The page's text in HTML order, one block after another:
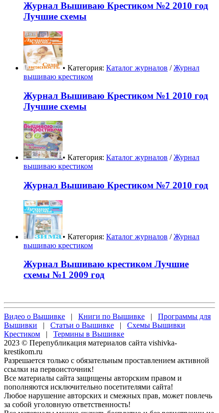
Журнал Вышиваю Крестиком №2 2010 год
Лучшие схемы
• Категория: Каталог журналов /Журнал
вышиваю крестиком
Журнал Вышиваю Крестиком №1 2010 год
Лучшие схемы
• Категория: Каталог журналов /Журнал
вышиваю крестиком
Журнал Вышиваю Крестиком №7 2010 год
• Категория: Каталог журналов /Журнал
вышиваю крестиком
Журнал Вышиваю крестиком Лучшие
схемы №1 2009 год
Видео о Вышивке | Книги по Вышивке | Программы для
Вышивки | Статьи о Вышивке | Схемы Вышивки
Крестиком | Термины в Вышивке
2023 © Перепубликация материалов сайта vishivka-
krestikom.ru
Разрешается только с обязательным проставлением активной
ссылки на первоисточник!
Все материалы сайта защищены авторским правом и
пополняются исключительно посетителями сайта!
Любое нарушение авторских и смежных прав, может повлечь
за собой уголовную ответственность!